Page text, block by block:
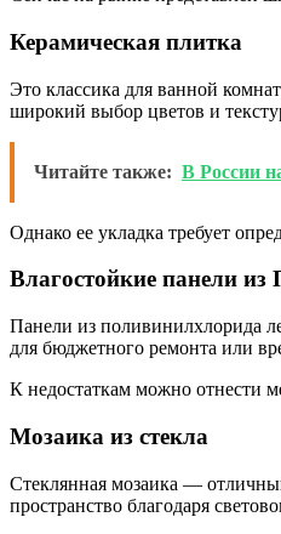
Керамическая плитка
Это классика для ванной
широкий выбор цветов и
Читайте также: В России
Однако ее укладка требует
Влагостойкие панели
Панели из поливинилхлорида
для бюджетного ремонта или
К недостаткам можно отнести
Мозаика из стекла
Стеклянная мозаика —
пространство благодаря